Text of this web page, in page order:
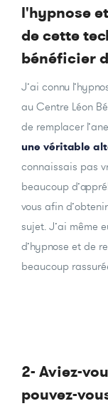
l'hypnose
de cette
bénéficier
J’ai connu
au Centre Léon
de remplacer
une véritable
connaissais pas
beaucoup
vous afin
sujet. J’ai même
d’hypnose et de
beaucoup
2- Aviez-
pouvez-